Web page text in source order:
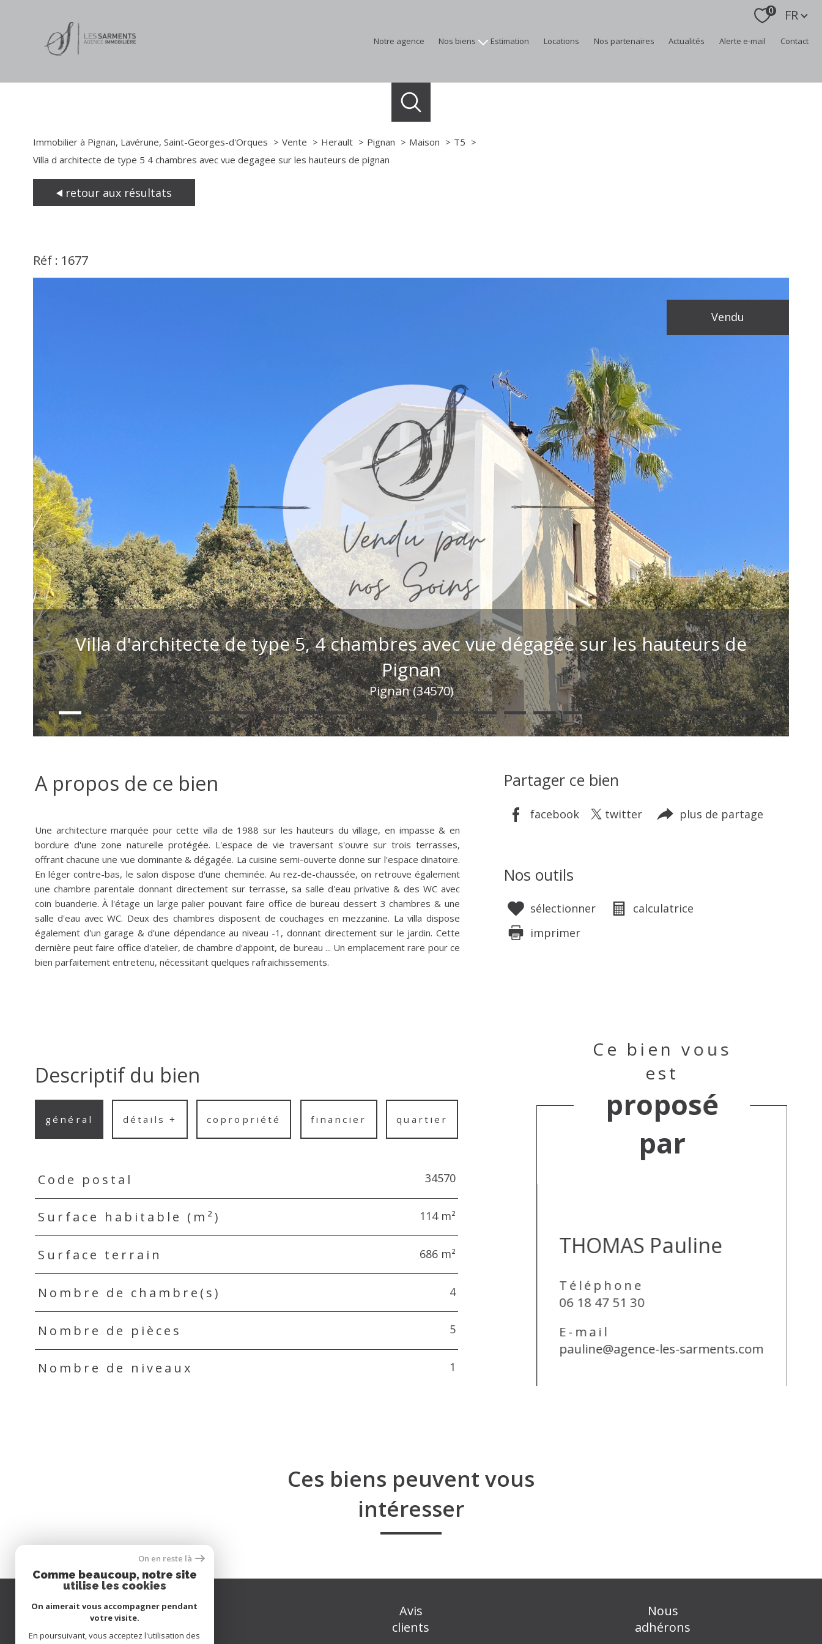
0 Langue
FR
notre agence nos biens
maisons
estimation locations nos partenaires actualités alerte e-mail contact
Immobilier à Pignan, Lavérune, Saint-Georges-d'Orques Vente Herault Pignan Maison
T5
Villa d architecte de type 5 4 chambres avec vue degagee sur les hauteurs de pignan
retour aux résultats
Réf : 1677
vendu
Villa d'architecte de type 5, 4 chambres avec vue dégagée sur les hauteurs de
Pignan
Pignan (34570)
A propos de ce bien
Une architecture marquée pour cette villa de 1988 sur les hauteurs du village, en impasse & en
bordure d'une zone naturelle protégée. L'espace de vie traversant s'ouvre sur trois terrasses,
offrant chacune une vue dominante & dégagée. La cuisine semi-ouverte donne sur l'espace dinatoire.
En léger contre-bas, le salon dispose d'une cheminée. Au rez-de-chaussée, on retrouve également
une chambre parentale donnant directement sur terrasse, sa salle d'eau privative & des WC avec
coin buanderie. À l'étage un large palier pouvant faire office de bureau dessert 3 chambres & une
salle d'eau avec WC. Deux des chambres disposent de couchages en mezzanine. La villa dispose
également d'un garage & d'une dépendance au niveau -1, donnant directement sur le jardin. Cette
dernière peut faire office d'atelier, de chambre d'appoint, de bureau ... Un emplacement rare pour ce
bien parfaitement entretenu, nécessitant quelques rafraichissements.
Partager ce bien
facebook twitter plus de partage
Nos outils
sélectionner
calculatrice
imprimer
Descriptif du bien
général détails + copropriété financier quartier
TRAD_PAMPERO_Caracteristique
Code postal 34570
Surface habitable (m²) 114 m²
Surface terrain 686 m²
Nombre de chambre(s) 4
Nombre de pièces 5
Nombre de niveaux 1
Ce bien vous
est
proposé
par
THOMAS Pauline
Téléphone
06 18 47 51 30
E-mail
pauline@agence-les-sarments.com
Ces biens peuvent vous
intéresser
Se
Avis
clients
Nous
adhérons
On en reste là
Comme beaucoup, notre site
utilise les cookies
On aimerait vous accompagner pendant
votre visite.
En poursuivant, vous acceptez l'utilisation des